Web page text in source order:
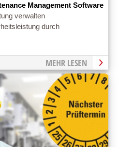
Management Software
verwalten
durch
MEHR LESEN